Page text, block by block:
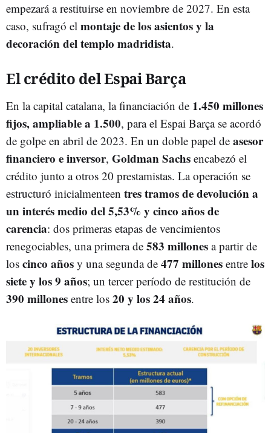
empezará a restituirse en noviembre de 2027. En esta
caso, sufragó el montaje de los asientos y la
decoración del templo madridista.
El crédito del Espai Barça
En la capital catalana, la financiación de 1.450 millones
fijos, ampliable a 1.500, para el Espai Barça se acordó
de golpe en abril de 2023. En un doble papel de asesor
financiero e inversor, Goldman Sachs encabezó el
crédito junto a otros 20 prestamistas. La operación se
estructuró inicialmenteen tres tramos de devolución a
un interés medio del 5,53% y cinco años de
carencia: dos primeras etapas de vencimientos
renegociables, una primera de 583 millones a partir de
los cinco años y una segunda de 477 millones entre los
siete y los 9 años; un tercer período de restitución de
390 millones entre los 20 y los 24 años.